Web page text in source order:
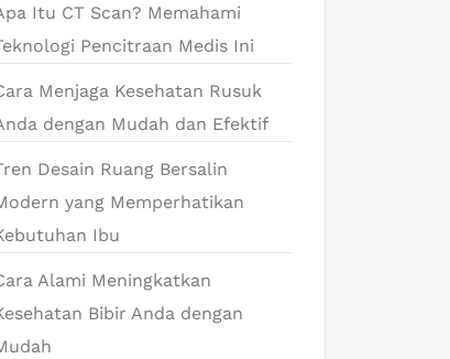
Itu CT Scan? Memahami
Pencitraan Medis Ini
Menjaga Kesehatan Rusuk
dengan Mudah dan Efektif
Desain Ruang Bersalin
yang Memperhatikan
Ibu
Alami Meningkatkan
Bibir Anda dengan